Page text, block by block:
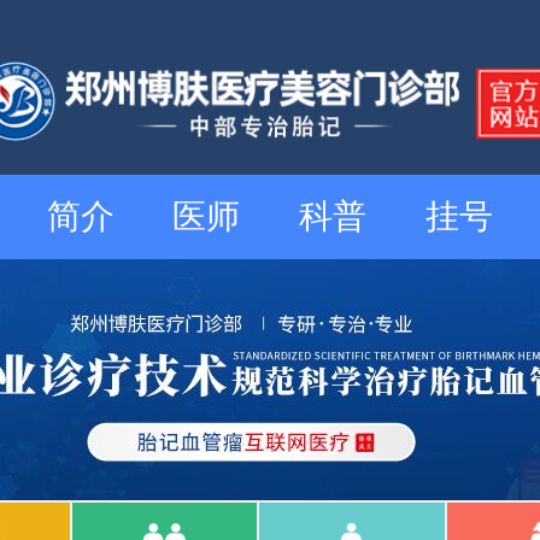
简介 医师 科普 挂号